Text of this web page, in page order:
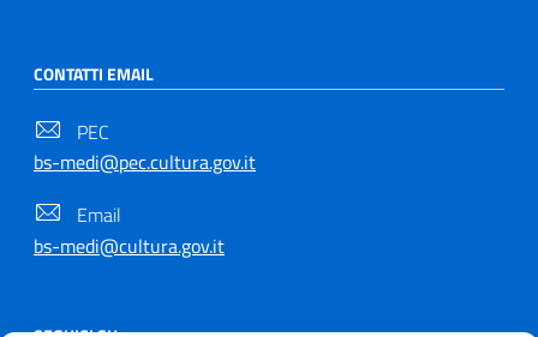
CONTATTI EMAIL
PEC
bs-medi@pec.cultura.gov.it
Email
bs-medi@cultura.gov.it